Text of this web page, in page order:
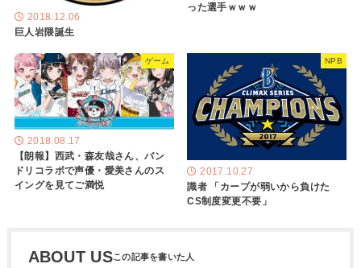
2018.12.06
巨人岩隈誕生
った選手ｗｗｗ
ゲーム
2018.08.17
【朗報】西武・森友哉さん、バン
ドリコラボで声優・愛美さんのス
イングを見てご満悦
NPB
2017.10.27
識者 「カープが弱いから負けた
CS制度変更不要」
ABOUT US